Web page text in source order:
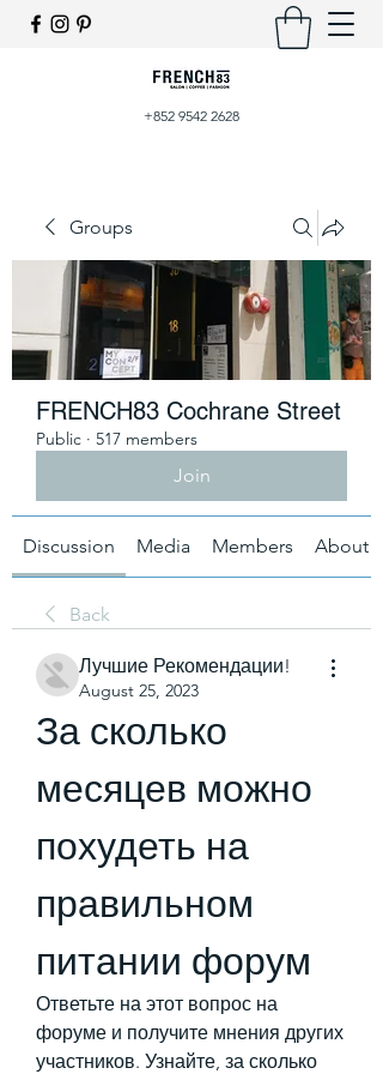
+852 9542 2628
Groups
FRENCH83 Cochrane Street
Public · 517 members
Join
Discussion Media Members About
Back
Лучшие Рекомендации!
August 25, 2023
За сколько
месяцев можно
похудеть на
правильном
питании форум
Ответьте на этот вопрос на
форуме и получите мнения других
участников. Узнайте, за сколько